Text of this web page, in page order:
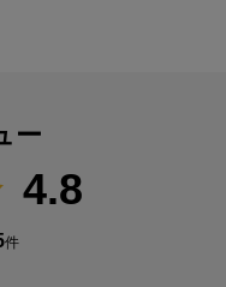
ー
4.8
件